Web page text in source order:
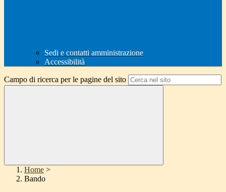
Sedi e contatti amministrazione
Accessibilità
Campo di ricerca per le pagine del sito
Home >
Bando